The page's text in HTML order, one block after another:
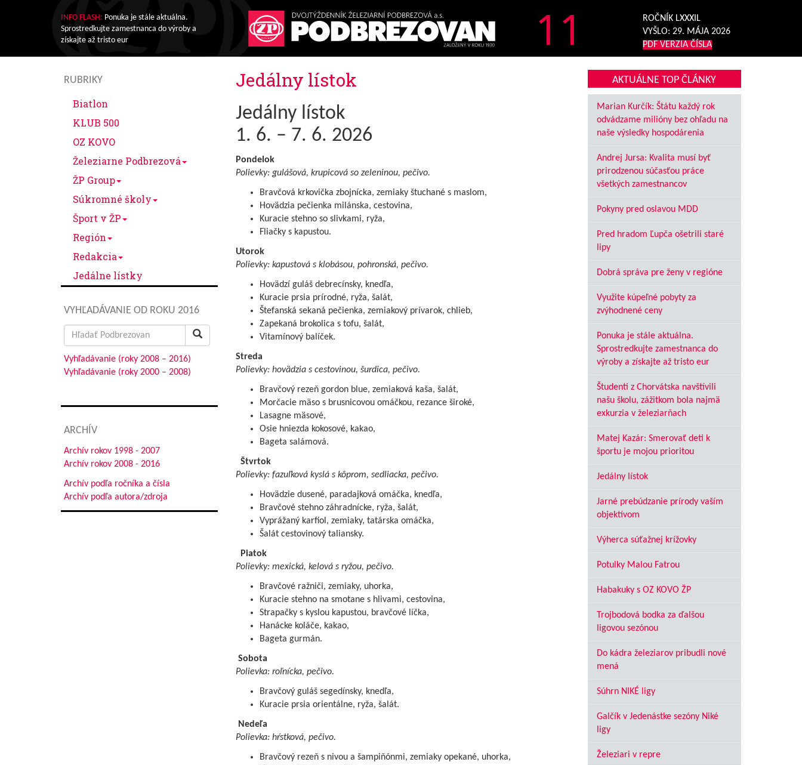
INFO FLASH: Ponuka je stále aktuálna.
Sprostredkujte zamestnanca do výroby a
získajte až tristo eur
11
ROČNÍK LXXXIL
VYŠLO: 29. MÁJA 2026
PDF VERZIA ČÍSLA
RUBRIKY
Biatlon
KLUB 500
OZ KOVO
Železiarne Podbrezová
ŽP Group
Súkromné školy
Šport v ŽP
Región
Redakcia
Jedálne lístky
VYHĽADÁVANIE OD ROKU 2016
Search
for:
Vyhľadávanie (roky 2008 – 2016)
Vyhľadávanie (roky 2000 – 2008)
ARCHÍV
Archív rokov 1998 - 2007
Archív rokov 2008 - 2016
Archív podľa ročníka a čísla
Archív podľa autora/zdroja
Jedálny lístok
Jedálny lístok
1. 6. – 7. 6. 2026
Pondelok
Polievky: gulášová, krupicová so zeleninou, pečivo.
Bravčová krkovička zbojnícka, zemiaky štuchané s maslom,
Hovädzia pečienka milánska, cestovina,
Kuracie stehno so slivkami, ryža,
Fliačky s kapustou.
Utorok
Polievky: kapustová s klobásou, pohronská, pečivo.
Hovädzí guláš debrecínsky, knedľa,
Kuracie prsia prírodné, ryža, šalát,
Štefanská sekaná pečienka, zemiakový prívarok, chlieb,
Zapekaná brokolica s tofu, šalát,
Vitamínový balíček.
Streda
Polievky: hovädzia s cestovinou, šurdica, pečivo.
Bravčový rezeň gordon blue, zemiaková kaša, šalát,
Morčacie mäso s brusnicovou omáčkou, rezance široké,
Lasagne mäsové,
Osie hniezda kokosové, kakao,
Bageta salámová.
Štvrtok
Polievky: fazuľková kyslá s kôprom, sedliacka, pečivo.
Hovädzie dusené, paradajková omáčka, knedľa,
Bravčové stehno záhradnícke, ryža, šalát,
Vyprážaný karfiol, zemiaky, tatárska omáčka,
Šalát cestovinový taliansky.
Piatok
Polievky: mexická, kelová s ryžou, pečivo.
Bravčové ražniči, zemiaky, uhorka,
Kuracie stehno na smotane s hlivami, cestovina,
Strapačky s kyslou kapustou, bravčové líčka,
Hanácke koláče, kakao,
Bageta gurmán.
Sobota
Polievka: roľnícka, pečivo.
Bravčový guláš segedínsky, knedľa,
Kuracie prsia orientálne, ryža, šalát.
Nedeľa
Polievka: hŕstková, pečivo.
Bravčový rezeň s nivou a šampiňónmi, zemiaky opekané, uhorka,
AKTUÁLNE TOP ČLÁNKY
Marian Kurčík: Štátu každý rok
odvádzame milióny bez ohľadu na
naše výsledky hospodárenia
Andrej Jursa: Kvalita musí byť
prirodzenou súčasťou práce
všetkých zamestnancov
Pokyny pred oslavou MDD
Pred hradom Ľupča ošetrili staré
lipy
Dobrá správa pre ženy v regióne
Využite kúpeľné pobyty za
zvýhodnené ceny
Ponuka je stále aktuálna.
Sprostredkujte zamestnanca do
výroby a získajte až tristo eur
Študenti z Chorvátska navštívili
našu školu, zážitkom bola najmä
exkurzia v železiarňach
Matej Kazár: Smerovať deti k
športu je mojou prioritou
Jedálny lístok
Jarné prebúdzanie prírody vaším
objektívom
Výherca súťažnej krížovky
Potulky Malou Fatrou
Habakuky s OZ KOVO ŽP
Trojbodová bodka za ďalšou
ligovou sezónou
Do kádra železiarov pribudli nové
mená
Súhrn NIKÉ ligy
Galčík v Jedenástke sezóny Niké
ligy
Železiari v repre